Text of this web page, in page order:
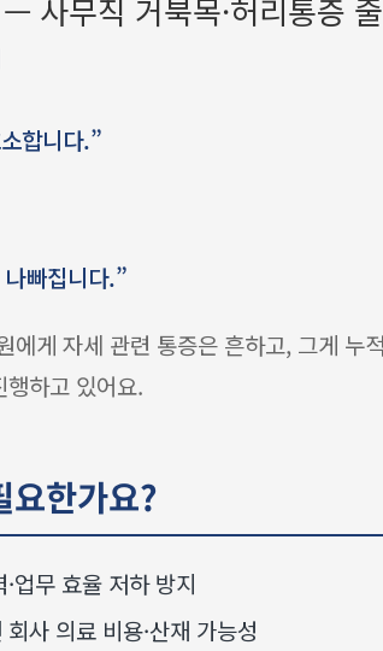
사무직 거북목·허리통증
합니다.”
빠집니다.”
에게 자세 관련 통증은 흔하고, 그게
하고 있어요.
요한가요?
무 효율 저하 방지
사 의료 비용·산재 가능성